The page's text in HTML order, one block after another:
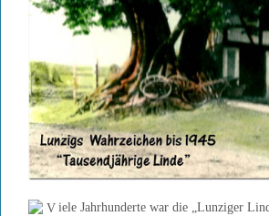
iele Jahrhunderte war die „Lunziger